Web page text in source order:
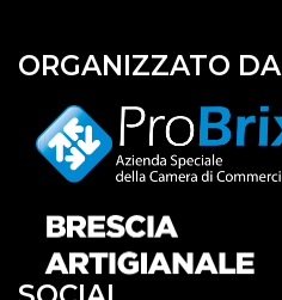
ORGANIZZATO DA